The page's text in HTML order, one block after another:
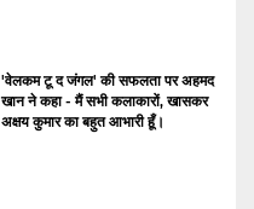
'वेलकम टू द जंगल' की सफलता पर अहमद
खान ने कहा - मैं सभी कलाकारों, खासकर
अक्षय कुमार का बहुत आभारी हूँ।